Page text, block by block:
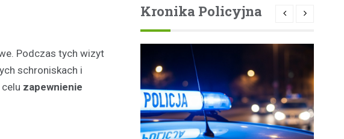
Podczas tych wizyt
schroniskach i
zapewnienie
Kronika Policyjna